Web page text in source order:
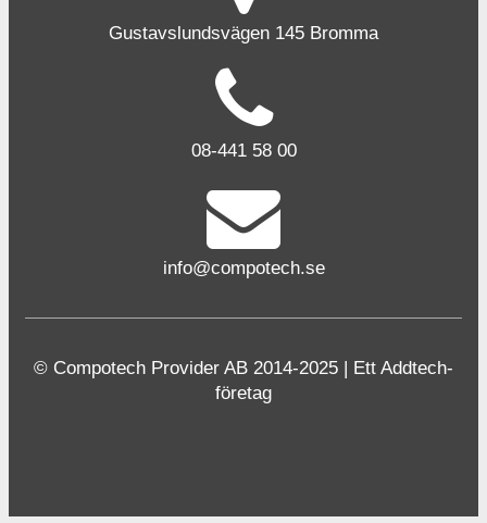
Gustavslundsvägen 145 Bromma
08-441 58 00
info@compotech.se
© Compotech Provider AB 2014-2025 | Ett Addtech-
företag